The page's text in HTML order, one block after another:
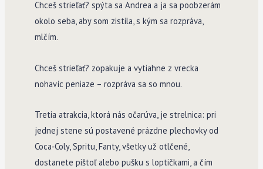
Chceš strieľať? spýta sa Andrea a ja sa poobzerám
okolo seba, aby som zistila, s kým sa rozpráva,
mlčím.
Chceš strieľať? zopakuje a vytiahne z vrecka
nohavíc peniaze – rozpráva sa so mnou.
Tretia atrakcia, ktorá nás očarúva, je strelnica: pri
jednej stene sú postavené prázdne plechovky od
Coca­‑Coly, Spritu, Fanty, všetky už otlčené,
dostanete pištoľ alebo pušku s loptičkami, a čím